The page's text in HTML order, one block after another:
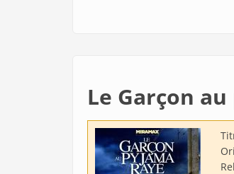
Le Garçon